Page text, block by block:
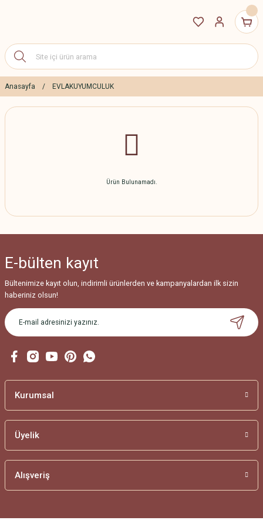
Anasayfa EVLAKUYUMCULUK
Ürün Bulunamadı.
E-bülten kayıt
Bültenimize kayıt olun, indirimli ürünlerden ve kampanyalardan ilk sizin
haberiniz olsun!
Kurumsal
Üyelik
Alışveriş